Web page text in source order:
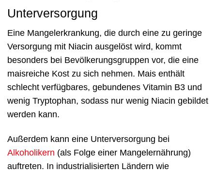
Unterversorgung
Eine Mangelerkrankung, die durch eine zu geringe
Versorgung mit Niacin ausgelöst wird, kommt
besonders bei Bevölkerungsgruppen vor, die eine
maisreiche Kost zu sich nehmen. Mais enthält
schlecht verfügbares, gebundenes Vitamin B3 und
wenig Tryptophan, sodass nur wenig Niacin gebildet
werden kann.
Außerdem kann eine Unterversorgung bei
Alkoholikern (als Folge einer Mangelernährung)
auftreten. In industrialisierten Ländern wie